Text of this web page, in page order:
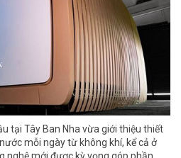
tại Tây Ban Nha vừa giới thiệu thiết
mỗi ngày từ không khí, kể cả ở